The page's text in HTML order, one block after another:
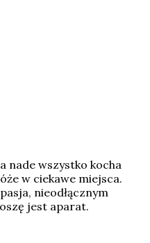
nade wszystko kocha
w ciekawe miejsca.
nieodłącznym
jest aparat.